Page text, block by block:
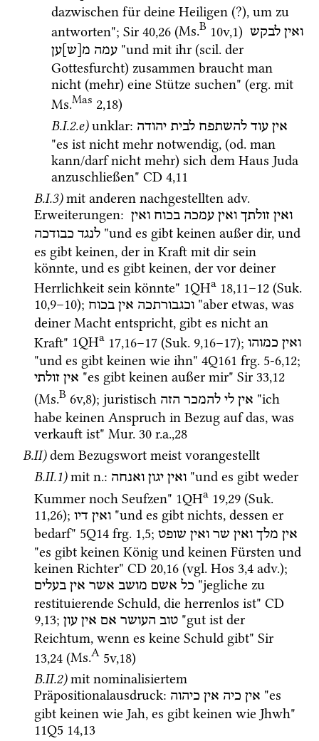
dazwischen für deine Heiligen (?), um zu
antworten"; Sir 40,26 (Ms.B 10v,1) ואין לבקש
עמה מ[ש]ען "und mit ihr (scil. der
Gottesfurcht) zusammen braucht man
nicht (mehr) eine Stütze suchen" (erg.
Ms.Mas 2,18)
B.I.2.e)unklar: אין עוד להשתפח לבית יהודה
"es ist nicht mehr notwendig, (od. man
kann/darf nicht mehr) sich dem Haus Juda
anzuschließen" CD 4,11
B.I.3)mit anderen nachgestellten adv.
Erweiterungen: ואין זולתך ואין עמכה בכוח ואין
לנגד כבודכה
"und es gibt keinen außer dir, und
es gibt keinen, der in Kraft mit dir sein
könnte, und es gibt keinen, der vor deiner
Herrlichkeit sein könnte" 1QHa 18,11–12 (Suk.
10,9–10); וכגבורתכה אין בכוח
"aber etwas, was
deiner Macht entspricht, gibt es nicht an
Kraft" 1QHa 17,16–17 (Suk. 9,16–17); ואין כמוהו
"und es gibt keinen wie ihn" 4Q161 frg. 5-6,12
אין זולתי "es gibt keinen außer mir" Sir 33,12
(Ms.B 6v,8); juristisch אין לי להמכר הזה
"ich
habe keinen Anspruch in Bezug auf das, was
verkauft ist" Mur. 30 r.a.,28
B.II)dem Bezugswort meist vorangestellt
B.II.1)mit n.: ואין יגון ואנחה
"und es gibt weder
Kummer noch Seufzen" 1QHa 19,29 (Suk.
11,26); ואין דיו
"und es gibt nichts, dessen er
bedarf" 5Q14 frg. 1,5; אין מלך ואין שר ואין שופט
"es gibt keinen König und keinen Fürsten und
keinen Richter" CD 20,16 (vgl. Hos 3,4 adv.
כל אשם מושב אשר אין בעלים
"jegliche zu
restituierende Schuld, die herrenlos ist" CD
9,13; טוב העושר אם אין עון
"gut ist der
Reichtum, wenn es keine Schuld gibt" Sir
13,24 (Ms.A 5v,18)
B.II.2)mit nominalisiertem
Präpositionalausdruck: אין כיה אין כיהוה
"es
11Q5 14,13